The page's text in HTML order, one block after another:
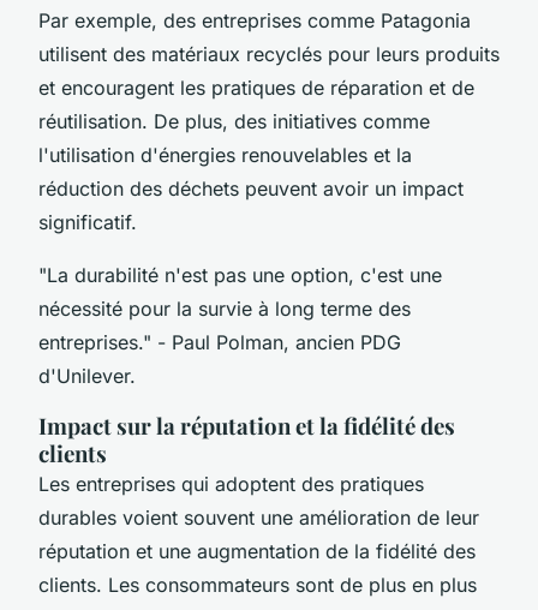
Par exemple, des entreprises comme Patagonia
utilisent des matériaux recyclés pour leurs produits
et encouragent les pratiques de réparation et de
réutilisation. De plus, des initiatives comme
l'utilisation d'énergies renouvelables et la
réduction des déchets peuvent avoir un impact
significatif.
"La durabilité n'est pas une option, c'est une
nécessité pour la survie à long terme des
entreprises." - Paul Polman, ancien PDG
d'Unilever.
Impact sur la réputation et la fidélité des
clients
Les entreprises qui adoptent des pratiques
durables voient souvent une amélioration de leur
réputation et une augmentation de la fidélité des
clients. Les consommateurs sont de plus en plus